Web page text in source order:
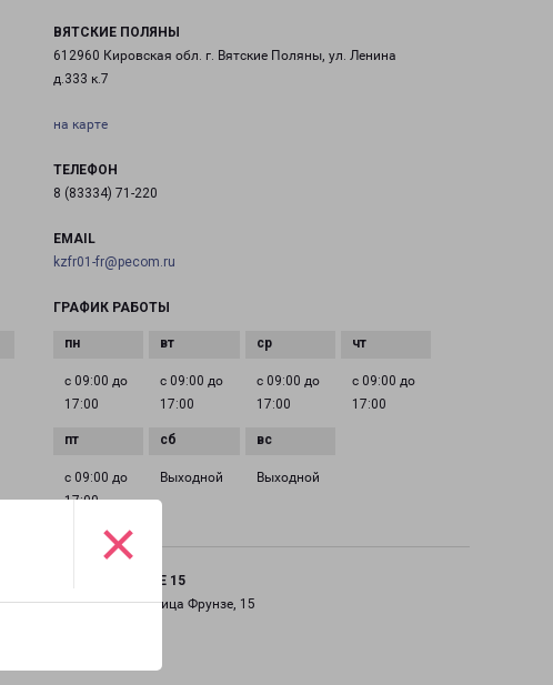
×
ВЯТСКИЕ ПОЛЯНЫ
612960 Кировская обл. г. Вятские Поляны, ул. Ленина
д.333 к.7
на карте
ТЕЛЕФОН
8 (83334) 71-220
EMAIL
kzfr01-fr@pecom.ru
ГРАФИК РАБОТЫ
с 09:00 до
17:00
с 09:00 до
17:00
с 09:00 до
17:00
с 09:00 до
17:00
с 09:00 до
17:00
Выходной Выходной
КАЗАНЬ ФРУНЗЕ 15
город Казань, улица Фрунзе, 15